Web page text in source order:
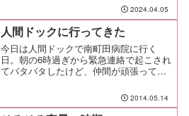
2024.04.05
人間ドックに行ってきた
今日は人間ドックで南町田病院に行く
日。朝の6時過ぎから緊急連絡で起こされ
てバタバタしたけど、仲間が頑張ってく
できた。何回も来ているので、こっちも
なれたもんさ！説明を受けて会計をカー
2014.05.14